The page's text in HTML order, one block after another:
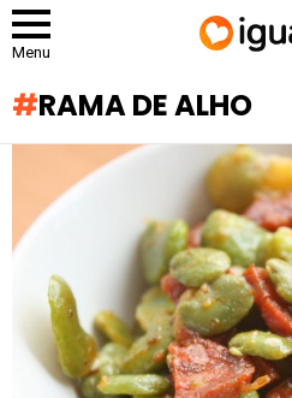
Menu
RAMA DE ALHO
RECOMENDADOS